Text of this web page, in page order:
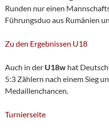
Runden nur einen
Führungsduo aus Rumänien
Zu den Ergebnissen U18
Auch in der U18w hat
5:3 Zählern nach einem Sieg
Medaillenchancen.
Turnierseite